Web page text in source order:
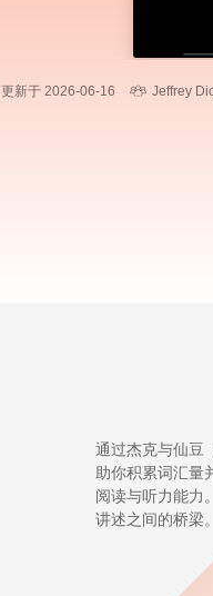
更新于 2026-06-16 Jeffrey
通过杰克与仙豆
助你积累词汇量
阅读与听力能力
讲述之间的桥梁。